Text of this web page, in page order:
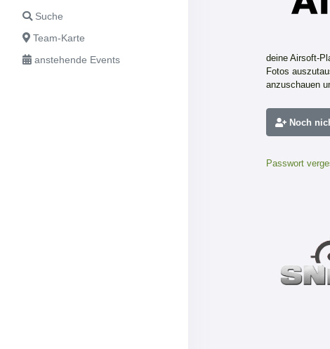
Suche
Team-Karte
anstehende Events
deine Airsoft-
Fotos
anzuschauen
Noch
Passwort